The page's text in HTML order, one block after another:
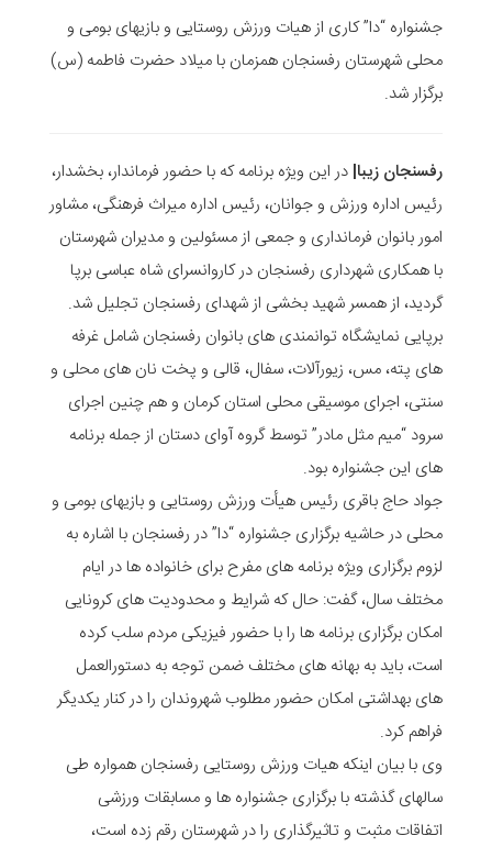
جشنواره “دا” کاری از هیات ورزش روستایی و بازیهای بومی و
محلی شهرستان رفسنجان همزمان با میلاد حضرت فاطمه (س)
برگزار شد.
رفسنجان زیبا| در این ویژه برنامه که با حضور فرماندار، بخشدار،
رئیس اداره ورزش و جوانان، رئیس اداره میراث فرهنگی، مشاور
امور بانوان فرمانداری و جمعی از مسئولین و مدیران شهرستان
با همکاری شهرداری رفسنجان در کاروانسرای شاه عباسی برپا
گردید، از همسر شهید بخشی از شهدای رفسنجان تجلیل شد.
برپایی نمایشگاه توانمندی های بانوان رفسنجان شامل غرفه
های پته، مس، زیورآلات، سفال، قالی و پخت نان های محلی و
سنتی، اجرای موسیقی محلی استان کرمان و هم چنین اجرای
سرود “میم مثل مادر” توسط گروه آوای دستان از جمله برنامه
های این جشنواره بود.
جواد حاج باقری رئیس هیأت ورزش روستایی و بازیهای بومی و
محلی در حاشیه برگزاری جشنواره “دا” در رفسنجان با اشاره به
لزوم برگزاری ویژه برنامه های مفرح برای خانواده ها در ایام
مختلف سال، گفت: حال که شرایط و محدودیت های کرونایی
امکان برگزاری برنامه ها را با حضور فیزیکی مردم سلب کرده
است، باید به بهانه های مختلف ضمن توجه به دستورالعمل
های بهداشتی امکان حضور مطلوب شهروندان را در کنار یکدیگر
فراهم کرد.
وی با بیان اینکه هیات ورزش روستایی رفسنجان همواره طی
سالهای گذشته با برگزاری جشنواره ها و مسابقات ورزشی
اتفاقات مثبت و تاثیرگذاری را در شهرستان رقم زده است،